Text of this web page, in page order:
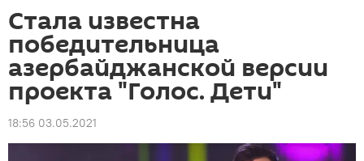
Стала известна
победительница
азербайджанской версии
проекта "Голос. Дети"
18:56 03.05.2021